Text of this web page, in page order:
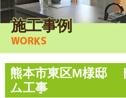
施工事例
WORKS
熊本市東区M様邸
ム工事